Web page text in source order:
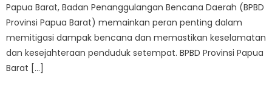
Papua Barat, Badan Penanggulangan Bencana Daerah (BPBD
Provinsi Papua Barat) memainkan peran penting dalam
memitigasi dampak bencana dan memastikan keselamatan
dan kesejahteraan penduduk setempat. BPBD Provinsi Papua
Barat […]